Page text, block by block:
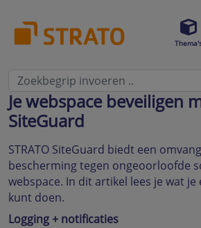
Je webspace beveiligen
SiteGuard
STRATO SiteGuard biedt een
bescherming tegen ongeoorloofde
webspace. In dit artikel lees je wat je
kunt doen.
Logging + notificaties